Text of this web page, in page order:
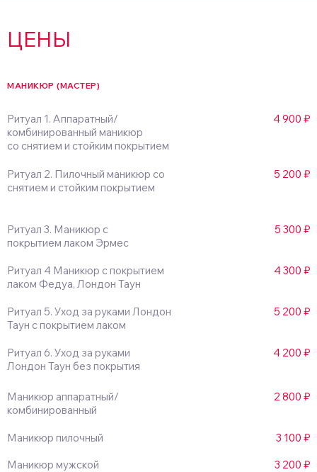
ЦЕНЫ
4 900 ₽
Ритуал 1. Аппаратный/
комбинированный маникюр
со снятием и стойким покрытием
МАНИКЮР (МАСТЕР)
5 200 ₽
Ритуал 2. Пилочный маникюр со
снятием и стойким покрытием
5 300 ₽
Ритуал 3. Маникюр с
покрытием лаком Эрмес
4 300 ₽
Ритуал 4 Маникюр с покрытием
лаком Федуа, Лондон Таун
5 200 ₽
Ритуал 5. Уход за руками Лондон
Таун с покрытием лаком
4 200 ₽
Ритуал 6. Уход за руками
Лондон Таун без покрытия
2 800 ₽
Маникюр аппаратный/
комбинированный
3 100 ₽
Маникюр пилочный
3 200 ₽
Маникюр мужской